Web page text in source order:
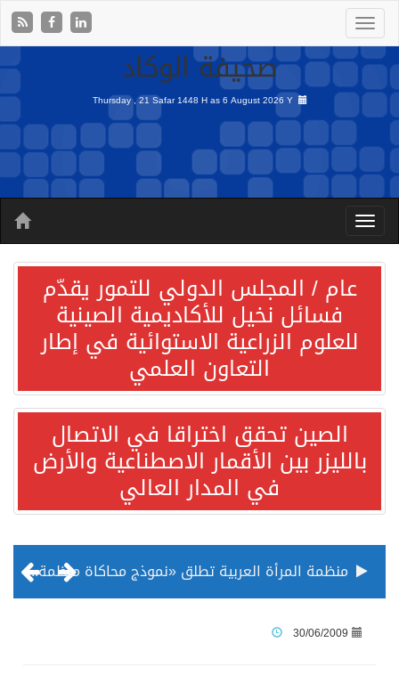
صحيفة الوكاد
Thursday , 21 Safar 1448 H as6 August 2026 Y
عام / المجلس الدولي للتمور يقدّم
فسائل نخيل للأكاديمية الصينية
للعلوم الزراعية الاستوائية في إطار
التعاون العلمي
الصين تحقق اختراقا في الاتصال
بالليزر بين الأقمار الاصطناعية والأرض
في المدار العالي
منظمة المرأة العربية تطلق «نموذج محاكاة منظمة المرأة العربية للشباب» بمشاركة 10 دول عربية..غدًا
30/06/2009